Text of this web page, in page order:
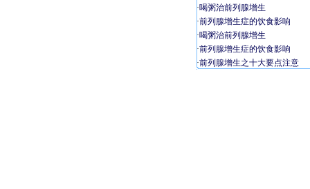
·喝粥治前列腺增生
·前列腺增生症的饮食影响
·喝粥治前列腺增生
·前列腺增生症的饮食影响
·前列腺增生之十大要点注意